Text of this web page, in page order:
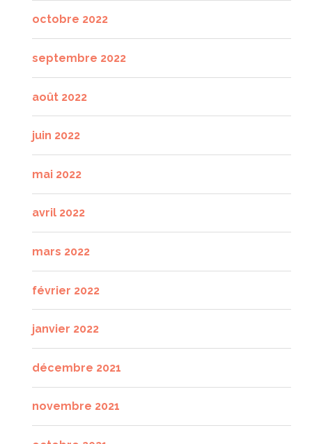
octobre 2022
septembre 2022
août 2022
juin 2022
mai 2022
avril 2022
mars 2022
février 2022
janvier 2022
décembre 2021
novembre 2021